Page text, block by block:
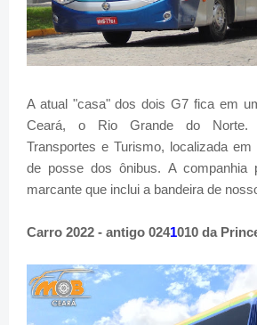
A atual "casa" dos dois G7 fica em
Ceará, o Rio Grande do Norte.
Transportes e Turismo, localizada
de posse dos ônibus. A companhia
marcante que inclui a bandeira de
Carro 2022 - antigo 0241010 da